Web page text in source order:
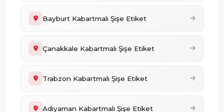
Bayburt Kabartmalı Şişe Etiket
Çanakkale Kabartmalı Şişe Etiket
Trabzon Kabartmalı Şişe Etiket
Adıyaman Kabartmalı Şişe Etiket